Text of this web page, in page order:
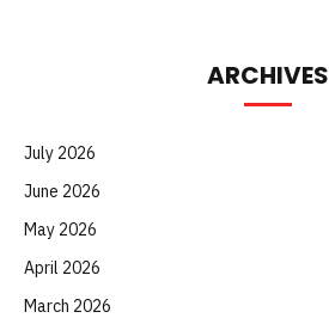
ARCHIVES
July 2026
June 2026
May 2026
April 2026
March 2026